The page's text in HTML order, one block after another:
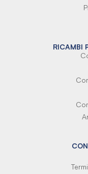
RICAMBI